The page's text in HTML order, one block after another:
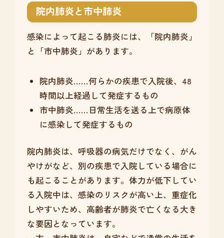
院内肺炎と市中肺炎
感染によって起こる肺炎には、「院内肺炎」
と「市中肺炎」があります。
院内肺炎……何らかの疾患で入院後、48
時間以上経過して発症するもの
市中肺炎……日常生活を送る上で病原体
に感染して発症するもの
院内肺炎は、呼吸器の病気だけでなく、がん
やけがなど、別の疾患で入院している場合に
も起こることがあります。体力が低下してい
る入院中は、感染のリスクが高い上、重症化
しやすいため、高齢者が肺炎で亡くなる大き
な要因となっています。